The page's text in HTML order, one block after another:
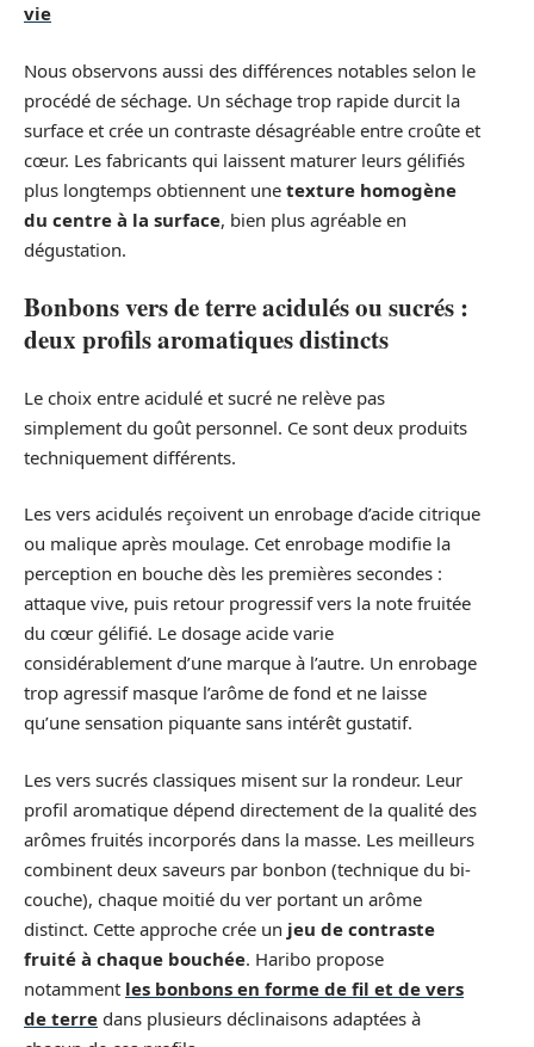
vie
Nous observons aussi des différences notables selon le
procédé de séchage. Un séchage trop rapide durcit la
surface et crée un contraste désagréable entre croûte et
cœur. Les fabricants qui laissent maturer leurs gélifiés
plus longtemps obtiennent une texture homogène
du centre à la surface, bien plus agréable en
dégustation.
Bonbons vers de terre acidulés ou sucrés :
deux profils aromatiques distincts
Le choix entre acidulé et sucré ne relève pas
simplement du goût personnel. Ce sont deux produits
techniquement différents.
Les vers acidulés reçoivent un enrobage d’acide citrique
ou malique après moulage. Cet enrobage modifie la
perception en bouche dès les premières secondes :
attaque vive, puis retour progressif vers la note fruitée
du cœur gélifié. Le dosage acide varie
considérablement d’une marque à l’autre. Un enrobage
trop agressif masque l’arôme de fond et ne laisse
qu’une sensation piquante sans intérêt gustatif.
Les vers sucrés classiques misent sur la rondeur. Leur
profil aromatique dépend directement de la qualité des
arômes fruités incorporés dans la masse. Les meilleurs
combinent deux saveurs par bonbon (technique du bi-
couche), chaque moitié du ver portant un arôme
distinct. Cette approche crée un jeu de contraste
fruité à chaque bouchée. Haribo propose
notamment les bonbons en forme de fil et de vers
de terre dans plusieurs déclinaisons adaptées à